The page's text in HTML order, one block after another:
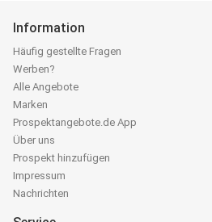
Information
Häufig gestellte Fragen
Werben?
Alle Angebote
Marken
Prospektangebote.de App
Über uns
Prospekt hinzufügen
Impressum
Nachrichten